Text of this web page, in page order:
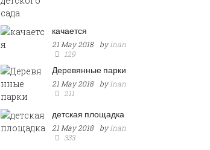
качается
21 May 2018 byinan
129
Деревянные парки
21 May 2018 byinan
211
детская площадка
21 May 2018 byinan
333